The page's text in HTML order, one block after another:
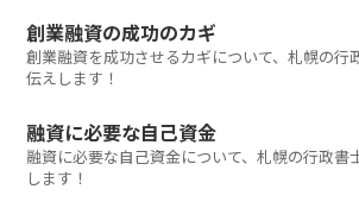
創業融資の成功のカギ
創業融資を成功させるカギについて、札幌の
伝えします！
融資に必要な自己資金
融資に必要な自己資金について、札幌の行政
します！